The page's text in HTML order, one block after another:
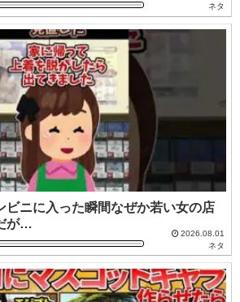
ネタ
ビニに入った瞬間なぜか若い女の店
が…
2026.08.01
ネタ